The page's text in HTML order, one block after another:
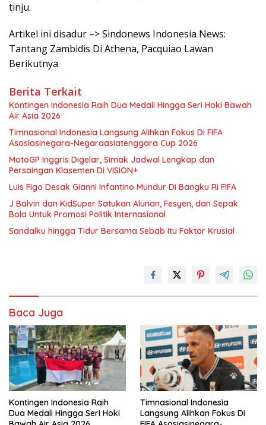
tinju.
Artikel ini disadur –> Sindonews Indonesia News:
Tantang Zambidis Di Athena, Pacquiao Lawan
Berikutnya
Berita Terkait
Kontingen Indonesia Raih Dua Medali Hingga Seri Hoki Bawah
Air Asia 2026
Timnasional Indonesia Langsung Alihkan Fokus Di FIFA
Asosiasinegara-Negaraasiatenggara Cup 2026
MotoGP Inggris Digelar, Simak Jadwal Lengkap dan
Persaingan Klasemen Di VISION+
Luis Figo Desak Gianni Infantino Mundur Di Bangku Ri FIFA
J Balvin dan KidSuper Satukan Alunan, Fesyen, dan Sepak
Bola Untuk Promosi Politik Internasional
Sandalku hingga Tidur Bersama Sebab Itu Faktor Krusial
Baca Juga
Kontingen Indonesia Raih
Dua Medali Hingga Seri Hoki
Timnasional Indonesia
Langsung Alihkan Fokus Di